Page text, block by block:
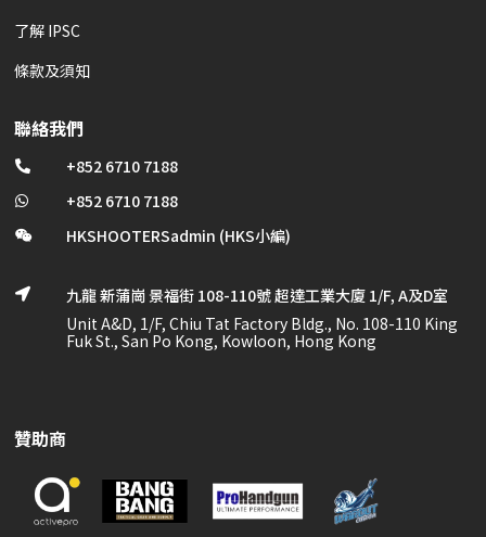
了解 IPSC
條款及須知
聯絡我們
 +852 6710 7188
 +852 6710 7188
 HKSHOOTERSadmin (HKS小編)

九龍 新蒲崗 景福街 108-110號 超達工業大廈 1/F, A及D室
Unit A&D, 1/F, Chiu Tat Factory Bldg., No. 108-110 King
Fuk St., San Po Kong, Kowloon, Hong Kong
贊助商